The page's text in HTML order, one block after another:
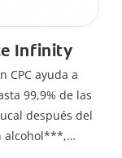
Infinity
CPC ayuda a
99,9% de las
después del
alcohol***,